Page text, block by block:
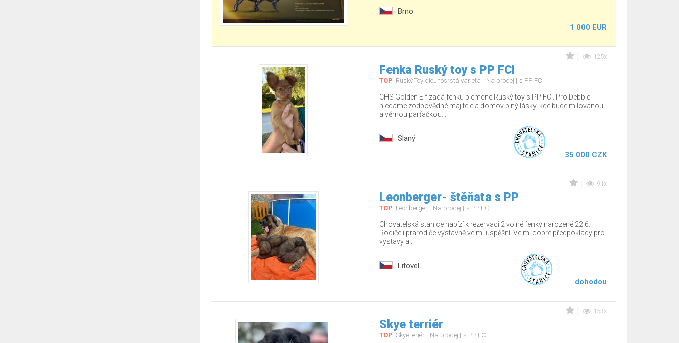
Brno
1 000 EUR
125x
Fenka Ruský toy s PP FCI
TOP Ruský Toy dlouhosrstá varieta Na prodej s PP FCI
CHS Golden Elf zadá fenku plemene Ruský toy s PP FCI. Pro Debbie
hledáme zodpovědné majitele a domov plný lásky, kde bude milovanou
a věrnou parťačkou...
Slaný
35 000 CZK
91x
Leonberger- štěňata s PP
TOP Leonberger Na prodej s PP FCI
Chovatelská stanice nabízí k rezervaci 2 volné fenky narozené 22.6..
Rodiče i prarodiče výstavně velmi úspěšní. Velmi dobré předpoklady pro
výstavy a...
Litovel
dohodou
153x
Skye terriér
TOP Skye teriér Na prodej s PP FCI